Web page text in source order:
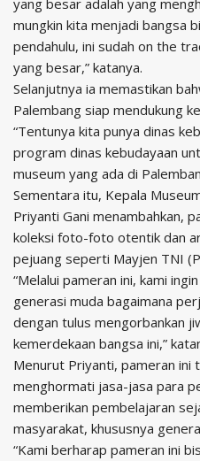
mungkin kita menjadi bangsa
pendahulu, ini sudah on the
yang besar,” katanya.
Selanjutnya ia memastikan
Palembang siap mendukung
“Tentunya kita punya dinas
program dinas kebudayaan
museum yang ada di
Sementara itu, Kepala
Priyanti Gani menambahkan,
koleksi foto-foto otentik dan
pejuang seperti Mayjen TNI
“Melalui pameran ini, kami
generasi muda bagaimana
dengan tulus mengorbankan
kemerdekaan bangsa ini,”
Menurut Priyanti, pameran ini
menghormati jasa-jasa para
memberikan pembelajaran
masyarakat, khususnya
“Kami berharap pameran ini